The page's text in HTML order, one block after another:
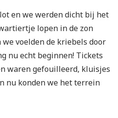
en we werden dicht bij het
lopen in de zon
voelden de kriebels door
nu echt beginnen! Tickets
waren gefouilleerd, kluisjes
nu konden we het terrein